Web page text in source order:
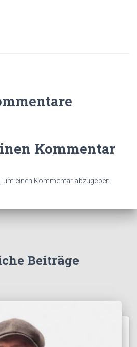
Kommentar
um einen Kommentar abzugeben.
Beiträge